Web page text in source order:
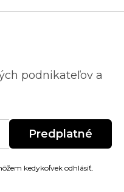
podnikateľov a
Predplatné
kedykoľvek odhlásiť.